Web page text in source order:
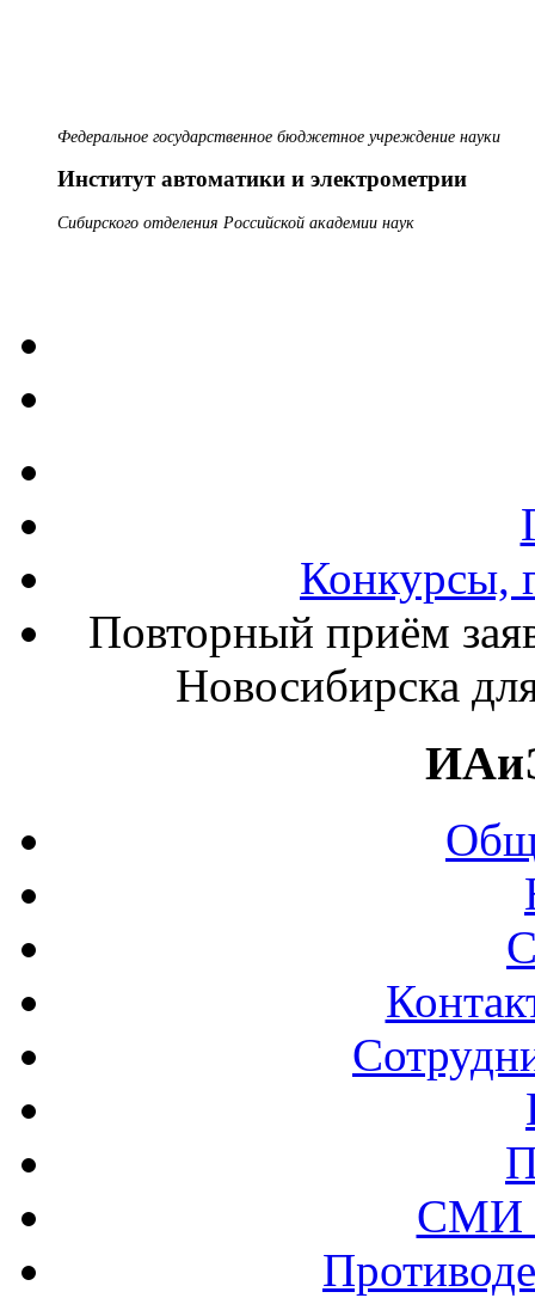
Федеральное государственное бюджетное учреждение науки
Институт автоматики и электрометрии
Сибирского отделения Российской академии наук
Конкурсы,
Повторный приём
Новосибирска
СМИ